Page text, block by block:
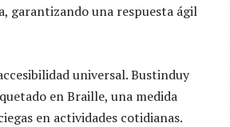
garantizando una respuesta ágil
universal. Bustinduy
en Braille, una medida
en actividades cotidianas.